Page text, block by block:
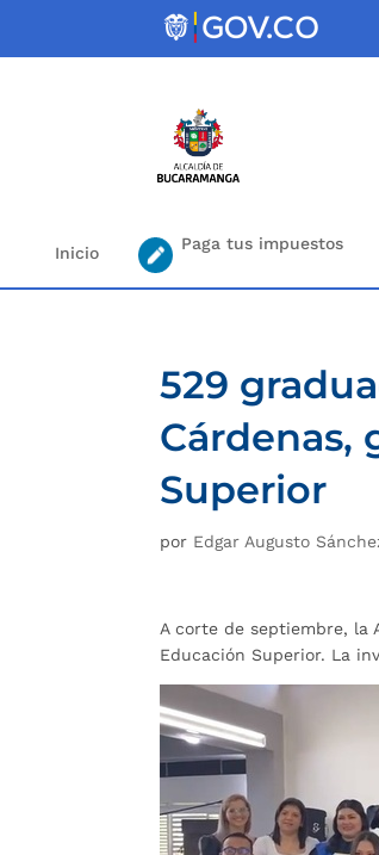
Inicio Paga tus impuestos
529
Cárdenas,
Superior
por Edgar Augusto
A corte de septiembre, la
Educación Superior. La